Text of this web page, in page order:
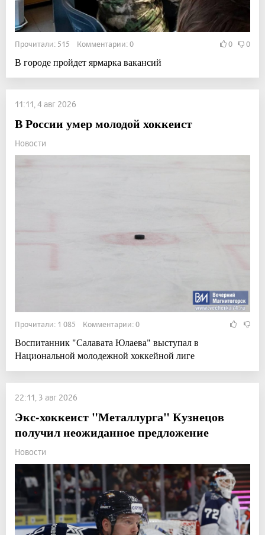
Прочитали: 515 Комментарии: 0 0 0
В городе пройдет ярмарка вакансий
11:11, 4 авг 2026
В России умер молодой хоккеист
Новости
Прочитали: 1 085 Комментарии: 0
Воспитанник "Салавата Юлаева" выступал в
Национальной молодежной хоккейной лиге
22:11, 3 авг 2026
Экс-хоккеист "Металлурга" Кузнецов
получил неожиданное предложение
Новости